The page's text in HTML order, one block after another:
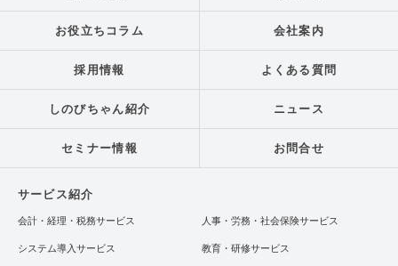
お役立ちコラム 会社案内
採用情報 よくある質問
しのびちゃん紹介 ニュース
セミナー情報 お問合せ
サービス紹介
会計・経理・税務サービス 人事・労務・社会保険サービス
システム導入サービス 教育・研修サービス